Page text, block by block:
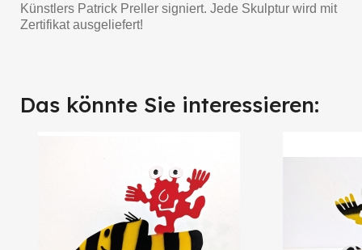
Künstlers Patrick Preller signiert. Jede Skulptur wird mit
Zertifikat ausgeliefert!
Das könnte Sie interessieren: